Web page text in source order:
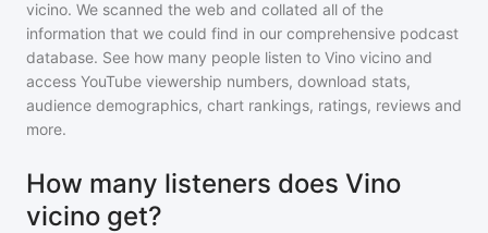
vicino. We scanned the web and collated all of the
information that we could find in our comprehensive podcast
database. See how many people listen to Vino vicino and
access YouTube viewership numbers, download stats,
audience demographics, chart rankings, ratings, reviews and
more.
How many listeners does Vino
vicino get?